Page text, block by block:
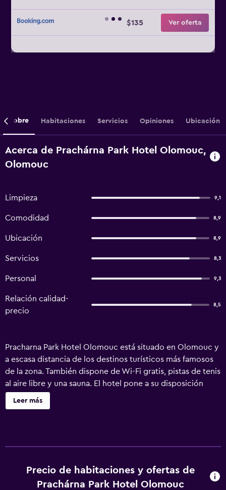
$135 Ver oferta
Sobre Habitaciones Servicios Opiniones Ubicación
Acerca de Prachárna Park Hotel Olomouc,
Olomouc
Limpieza 9,1
Comodidad 8,9
Ubicación 8,9
Servicios 8,3
Personal 9,3
Relación calidad-
precio
8,5
Pracharna Park Hotel Olomouc está situado en Olomouc y
a escasa distancia de los destinos turísticos más famosos
de la zona. También dispone de Wi-Fi gratis, pistas de tenis
al aire libre y una sauna. El hotel pone a su disposición
espaciosas habitaciones provistas de un secador de pelo.
El restaurante del hotel está abierto a la hora de comer y
de Olomouc, además de todo lo que la zona ofrece. El
atento personal del mostrador turístico estará a tu
Leer más
Precio de habitaciones y ofertas de
Prachárna Park Hotel Olomouc